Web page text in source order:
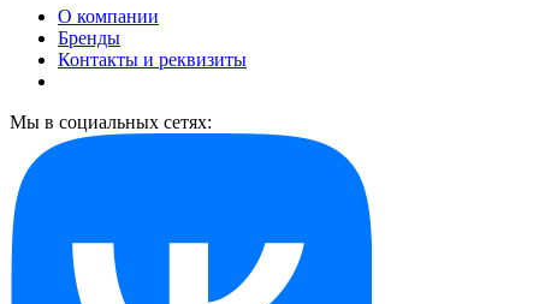
О компании
Бренды
Контакты и реквизиты
Мы в социальных сетях: